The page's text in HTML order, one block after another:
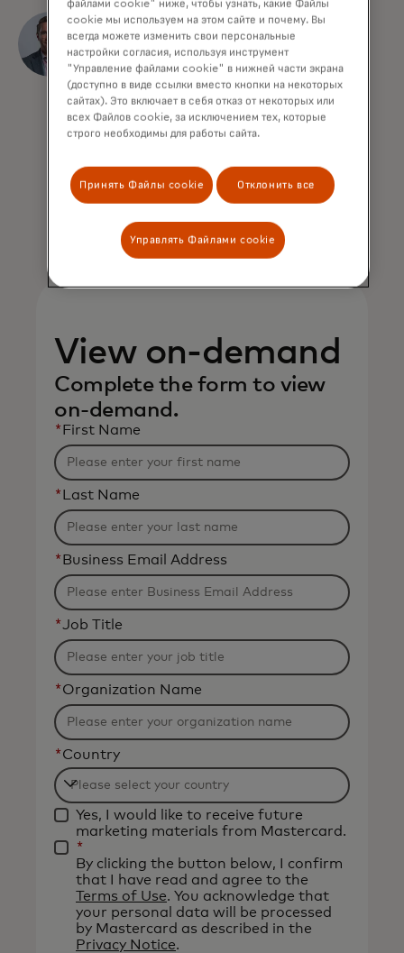
Джейкоб Бухер
Старший менеджер
II,
бизнес-аналитика и
аналитика данных
Walmart
View on-demand
Complete the form to view
on-demand.
* First Name
* Last Name
* Business Email Address
*Job Title
*Organization Name
*Country
Filtering
will
be
applied
after
characters.
Yes, I would like to receive future
marketing materials from Mastercard.
*
By clicking the button below, I confirm
that I have read and agree to the
Terms of Use. You acknowledge that
your personal data will be processed
by Mastercard as described in the
Privacy Notice.
файлами cookie" ниже, чтобы узнать, какие Файлы
cookie мы используем на этом сайте и почему. Вы
всегда можете изменить свои персональные
настройки согласия, используя инструмент
"Управление файлами cookie" в нижней части экрана
(доступно в виде ссылки вместо кнопки на некоторых
сайтах). Это включает в себя отказ от некоторых или
всех Файлов cookie, за исключением тех, которые
строго необходимы для работы сайта.
Принять Файлы cookie Отклонить все
Управлять Файлами cookie